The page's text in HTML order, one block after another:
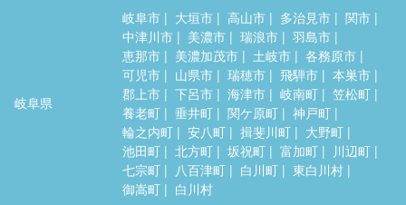
岐阜県
岐阜市 大垣市 高山市 多治見市
関市
中津川市
美濃市 瑞浪市
羽島市
恵那市
美濃加茂市 土岐市
各務原市
可児市
山県市 瑞穂市 飛騨市
本巣市
郡上市
下呂市 海津市 岐南町
笠松町
養老町
垂井町 関ケ原町
神戸町
輪之内町
安八町 揖斐川町
大野町
池田町
北方町 坂祝町 富加町
川辺町
七宗町
八百津町 白川町
東白川村
御嵩町
白川村